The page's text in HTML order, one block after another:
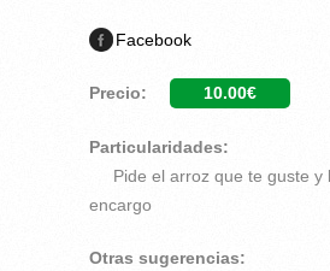
Facebook
Precio: 10.00€
Particularidades:
Pide el arroz que te guste y
encargo
Otras sugerencias: